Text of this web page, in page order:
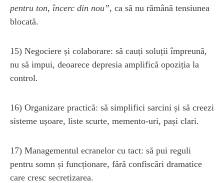
pentru ton, încerc din nou”, ca să nu rămână tensiunea
blocată.
15) Negociere și colaborare: să cauți soluții împreună,
nu să impui, deoarece depresia amplifică opoziția la
control.
16) Organizare practică: să simplifici sarcini și să creezi
sisteme ușoare, liste scurte, memento-uri, pași clari.
17) Managementul ecranelor cu tact: să pui reguli
pentru somn și funcționare, fără confiscări dramatice
care cresc secretizarea.